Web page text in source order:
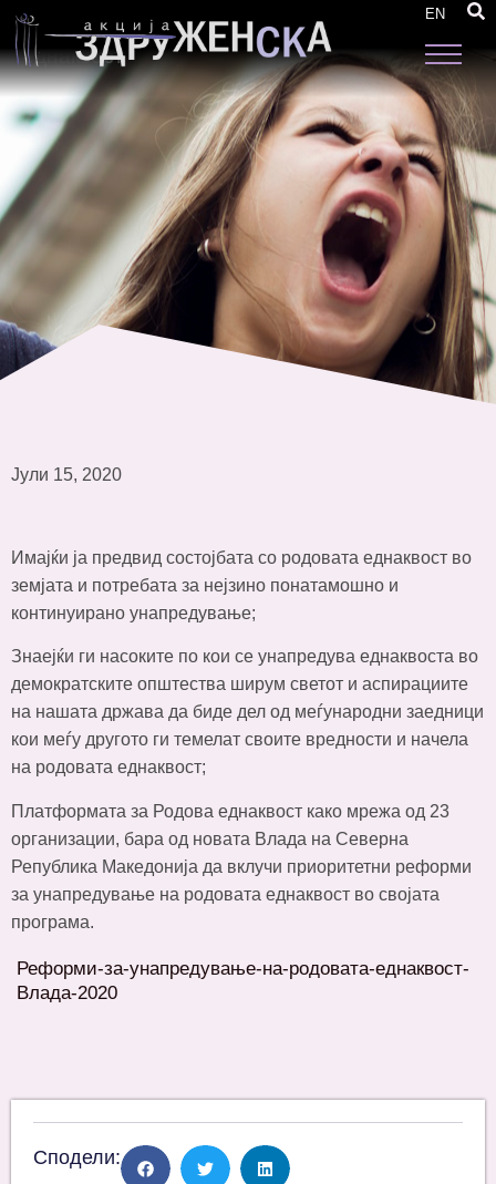
EN
Реформи за унапредување на родовата
еднаквост
Јули 15, 2020
Имајќи ја предвид состојбата со родовата еднаквост во
земјата и потребата за нејзино понатамошно и
континуирано унапредување;
Знаејќи ги насоките по кои се унапредува еднаквоста во
демократските општества ширум светот и аспирациите
на нашата држава да биде дел од меѓународни заедници
кои меѓу другото ги темелат своите вредности и начела
на родовата еднаквост;
Платформата за Родова еднаквост како мрежа од 23
организации, бара од новата Влада на Северна
Република Македонија да вклучи приоритетни реформи
за унапредување на родовата еднаквост во својата
програма.
Реформи-за-унапредување-на-родовата-еднаквост-
Влада-2020
Сподели: